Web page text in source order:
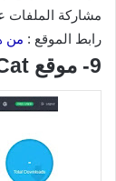
مشاركة الملفات
رابط الموقع : من
9- موقع SaberCat